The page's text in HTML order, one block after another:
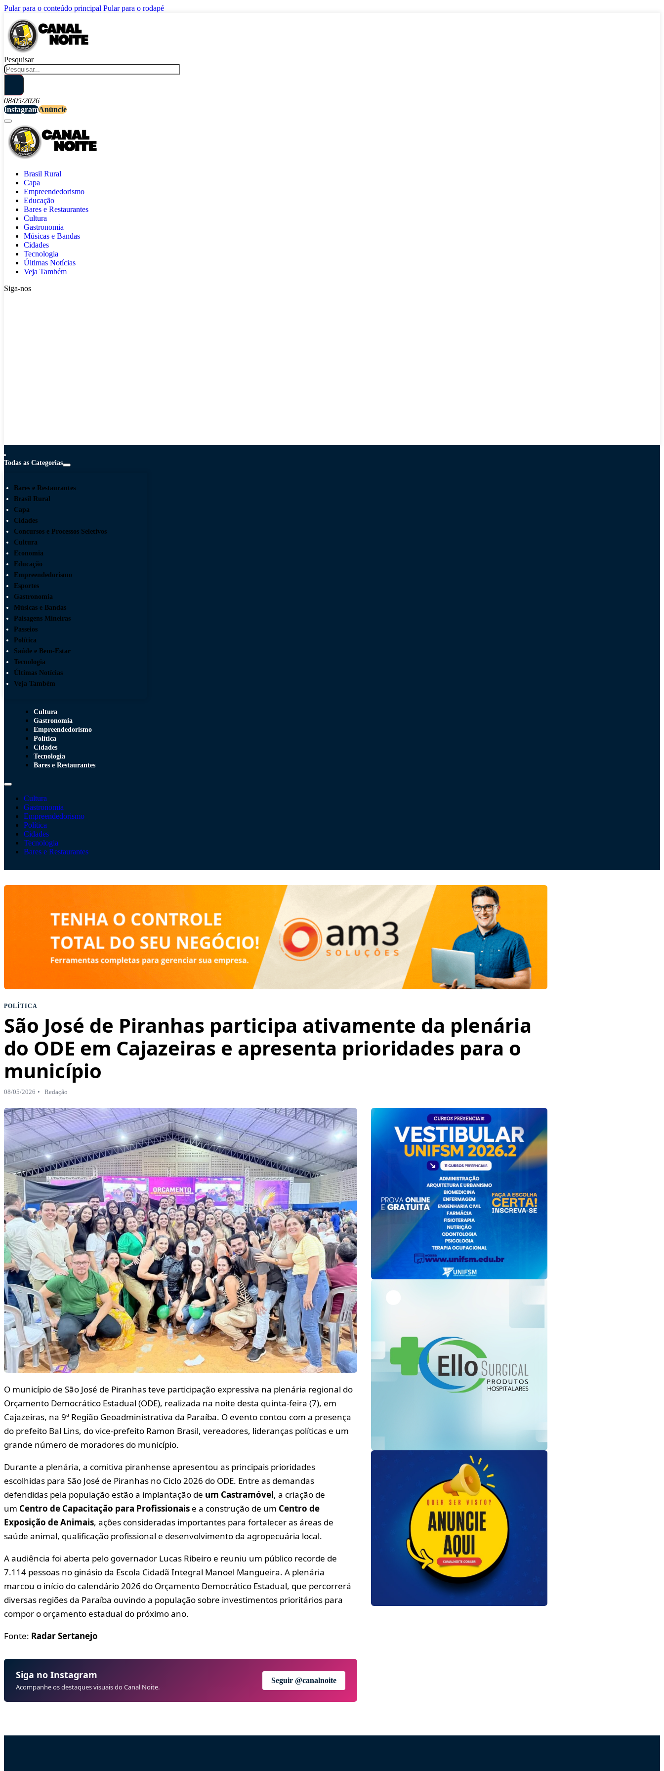
Pular para o conteúdo principal Pular para o rodapé
Pesquisar
08/05/2026
InstagramAnúncie
Brasil Rural
Capa
Empreendedorismo
Educação
Bares e Restaurantes
Cultura
Gastronomia
Músicas e Bandas
Cidades
Tecnologia
Últimas Notícias
Veja Também
Siga-nos
Todas as Categorias
Bares e Restaurantes
Brasil Rural
Capa
Cidades
Concursos e Processos Seletivos
Cultura
Economia
Educação
Empreendedorismo
Esportes
Gastronomia
Músicas e Bandas
Paisagens Mineiras
Passeios
Política
Saúde e Bem-Estar
Tecnologia
Últimas Notícias
Veja Também
Cultura
Gastronomia
Empreendedorismo
Política
Cidades
Tecnologia
Bares e Restaurantes
Cultura
Gastronomia
Empreendedorismo
Política
Cidades
Tecnologia
Bares e Restaurantes
POLÍTICA
São José de Piranhas participa ativamente da plenária
do ODE em Cajazeiras e apresenta prioridades para o
município
08/05/2026 Redação
O município de São José de Piranhas teve participação expressiva na plenária regional do
Orçamento Democrático Estadual (ODE), realizada na noite desta quinta-feira (7), em
Cajazeiras, na 9ª Região Geoadministrativa da Paraíba. O evento contou com a presença
do prefeito Bal Lins, do vice-prefeito Ramon Brasil, vereadores, lideranças políticas e um
grande número de moradores do município.
Durante a plenária, a comitiva piranhense apresentou as principais prioridades
escolhidas para São José de Piranhas no Ciclo 2026 do ODE. Entre as demandas
defendidas pela população estão a implantação de um Castramóvel, a criação de
um Centro de Capacitação para Profissionais e a construção de um Centro de
Exposição de Animais, ações consideradas importantes para fortalecer as áreas de
saúde animal, qualificação profissional e desenvolvimento da agropecuária local.
A audiência foi aberta pelo governador Lucas Ribeiro e reuniu um público recorde de
7.114 pessoas no ginásio da Escola Cidadã Integral Manoel Mangueira. A plenária
marcou o início do calendário 2026 do Orçamento Democrático Estadual, que percorrerá
diversas regiões da Paraíba ouvindo a população sobre investimentos prioritários para
compor o orçamento estadual do próximo ano.
Fonte: Radar Sertanejo
Siga no Instagram
Acompanhe os destaques visuais do Canal Noite.
Seguir @canalnoite